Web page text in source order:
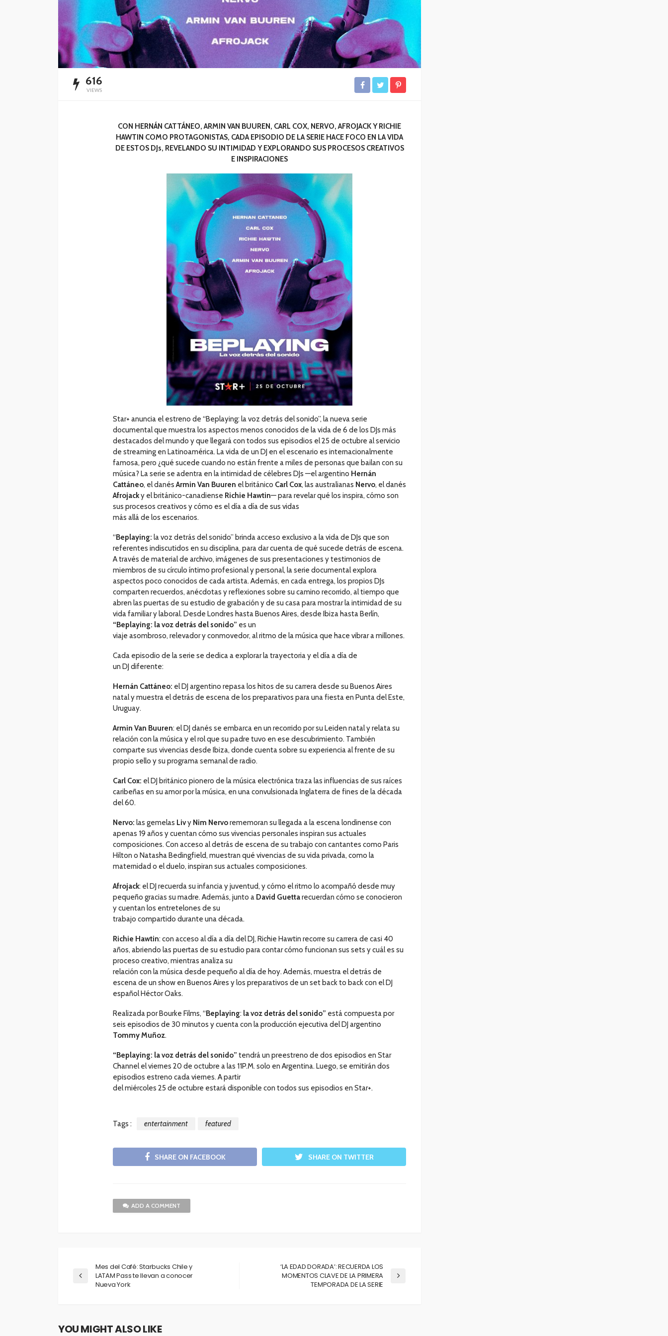
616
VIEWS
CON HERNÁN CATTÁNEO, ARMIN VAN BUUREN, CARL COX, NERVO, AFROJACK Y RICHIE
HAWTIN COMO PROTAGONISTAS, CADA EPISODIO DE LA SERIE HACE FOCO EN LA VIDA
DE ESTOS DJs, REVELANDO SU INTIMIDAD Y EXPLORANDO SUS PROCESOS CREATIVOS
E INSPIRACIONES
Star+ anuncia el estreno de “Beplaying: la voz detrás del sonido”, la nueva serie
documental que muestra los aspectos menos conocidos de la vida de 6 de los DJs más
destacados del mundo y que llegará con todos sus episodios el 25 de octubre al servicio
de streaming en Latinoamérica. La vida de un DJ en el escenario es internacionalmente
famosa, pero ¿qué sucede cuando no están frente a miles de personas que bailan con su
música? La serie se adentra en la intimidad de célebres DJs —el argentino Hernán
Cattáneo, el danés Armin Van Buuren el británico Carl Cox, las australianas Nervo, el danés
Afrojacky el británico-canadiense Richie Hawtin— para revelar qué los inspira, cómo son
sus procesos creativos y cómo es el día a día de sus vidas
más allá de los escenarios.
“Beplaying: la voz detrás del sonido” brinda acceso exclusivo a la vida de DJs que son
referentes indiscutidos en su disciplina, para dar cuenta de qué sucede detrás de escena.
A través de material de archivo, imágenes de sus presentaciones y testimonios de
miembros de su círculo íntimo profesional y personal, la serie documental explora
aspectos poco conocidos de cada artista. Además, en cada entrega, los propios DJs
comparten recuerdos, anécdotas y reflexiones sobre su camino recorrido, al tiempo que
abren las puertas de su estudio de grabación y de su casa para mostrar la intimidad de su
vida familiar y laboral. Desde Londres hasta Buenos Aires, desde Ibiza hasta Berlín,
“Beplaying: la voz detrás del sonido” es un
viaje asombroso, relevador y conmovedor, al ritmo de la música que hace vibrar a millones.
Cada episodio de la serie se dedica a explorar la trayectoria y el día a día de
un DJ diferente:
Hernán Cattáneo: el DJ argentino repasa los hitos de su carrera desde su Buenos Aires
natal y muestra el detrás de escena de los preparativos para una fiesta en Punta del Este,
Uruguay.
Armin Van Buuren: el DJ danés se embarca en un recorrido por su Leiden natal y relata su
relación con la música y el rol que su padre tuvo en ese descubrimiento. También
comparte sus vivencias desde Ibiza, donde cuenta sobre su experiencia al frente de su
propio sello y su programa semanal de radio.
Carl Cox: el DJ británico pionero de la música electrónica traza las influencias de sus raíces
caribeñas en su amor por la música, en una convulsionada Inglaterra de fines de la década
del 60.
Nervo: las gemelas Livy Nim Nervorememoran su llegada a la escena londinense con
apenas 19 años y cuentan cómo sus vivencias personales inspiran sus actuales
composiciones. Con acceso al detrás de escena de su trabajo con cantantes como Paris
Hilton o Natasha Bedingfield, muestran qué vivencias de su vida privada, como la
maternidad o el duelo, inspiran sus actuales composiciones.
Afrojack: el DJ recuerda su infancia y juventud, y cómo el ritmo lo acompañó desde muy
pequeño gracias su madre. Además, junto a David Guettarecuerdan cómo se conocieron
y cuentan los entretelones de su
trabajo compartido durante una década.
Richie Hawtin: con acceso al día a día del DJ, Richie Hawtin recorre su carrera de casi 40
años, abriendo las puertas de su estudio para contar cómo funcionan sus sets y cuál es su
proceso creativo, mientras analiza su
relación con la música desde pequeño al día de hoy. Además, muestra el detrás de
escena de un show en Buenos Aires y los preparativos de un set back to back con el DJ
español Héctor Oaks.
Realizada por Bourke Films, “Beplaying: la voz detrás del sonido” está compuesta por
seis episodios de 30 minutos y cuenta con la producción ejecutiva del DJ argentino
Tommy Muñoz.
“Beplaying: la voz detrás del sonido” tendrá un preestreno de dos episodios en Star
Channel el viernes 20 de octubre a las 11P.M. solo en Argentina. Luego, se emitirán dos
episodios estreno cada viernes. A partir
del miércoles 25 de octubre estará disponible con todos sus episodios en Star+.
Tags : entertainment featured
SHARE ON FACEBOOK SHARE ON TWITTER
ADD A COMMENT
Mes del Café: Starbucks Chile y
LATAM Pass te llevan a conocer
Nueva York
‘LA EDAD DORADA’: RECUERDA LOS
MOMENTOS CLAVE DE LA PRIMERA
TEMPORADA DE LA SERIE
YOU MIGHT ALSO LIKE